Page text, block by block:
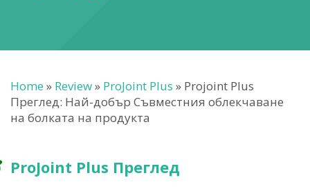
Home » Review» ProJoint Plus » Projoint Plus
Преглед: Най-добър Съвместния облекчаване
на болката на продукта
ProJoint Plus Преглед